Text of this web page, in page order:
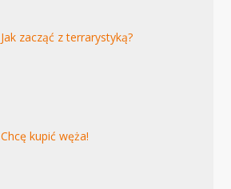
Jak zacząć z terrarystyką?
Chcę kupić węża!